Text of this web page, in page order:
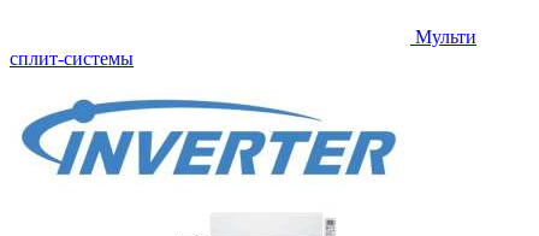
Мульти
сплит-системы